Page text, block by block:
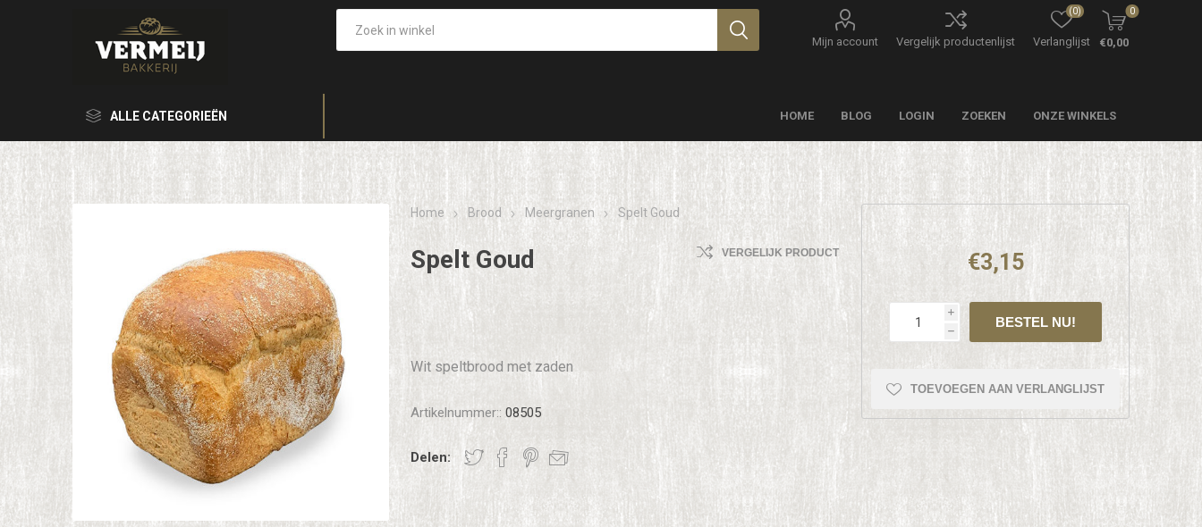
Mijn account Vergelijk productenlijst Verlanglijst
(0) 0
€0,00
ALLE CATEGORIEËN HOME BLOG LOGIN ZOEKEN ONZE WINKELS
Home Brood Meergranen Spelt Goud
Spelt Goud VERGELIJK PRODUCT
Wit speltbrood met zaden
Artikelnummer:: 08505
Delen:
€3,15
i
h
TOEVOEGEN AAN VERLANGLIJST